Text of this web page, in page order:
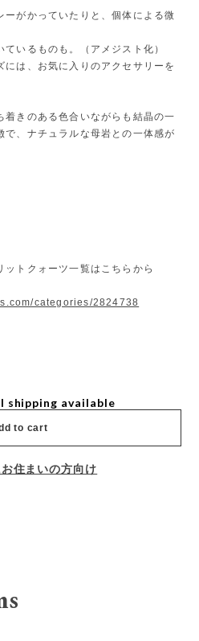
ーがかっていたりと、個体による微
いるものも。（アメジスト化）
には、お気に入りのアクセサリーを
着きのある色合いながらも結晶の一
で、ナチュラルな母岩との一体感が
トクォーツ一覧はこちらから
categories/2824738
shipping available
to cart
住まいの方向け